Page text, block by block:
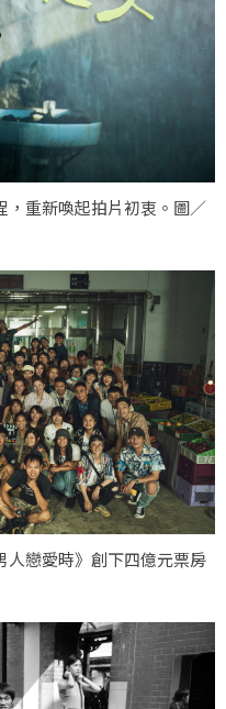
，重新喚起拍片初衷。圖／
人戀愛時》創下四億元票房